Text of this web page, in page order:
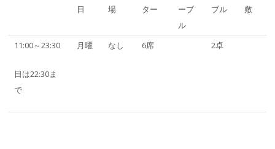
日
場
ター
ーブ
ル
ブル
敷
11:00～23:30
日は22:30ま
で
月曜 なし 6席 2卓